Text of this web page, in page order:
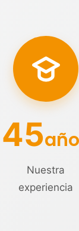
45
Nuestra
experiencia